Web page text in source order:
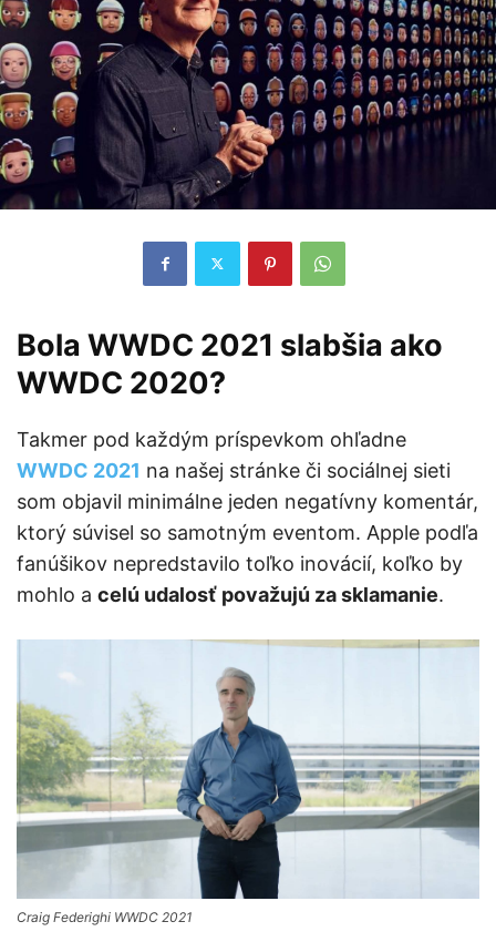
Bola WWDC 2021 slabšia ako
WWDC 2020?
Takmer pod každým príspevkom ohľadne
WWDC 2021 na našej stránke či sociálnej sieti
som objavil minimálne jeden negatívny komentár,
ktorý súvisel so samotným eventom. Apple podľa
fanúšikov nepredstavilo toľko inovácií, koľko by
mohlo a celú udalosť považujú za sklamanie.
Craig Federighi WWDC 2021